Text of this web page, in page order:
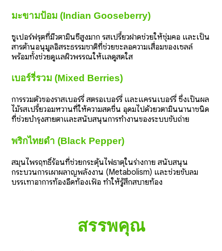
มะขามป้อม (Indian Gooseberry)
ซูเปอร์ฟรุตที่มีวิตามินซีสูงมาก รสเปรี้ยวฝาดช่วยให้ชุ่มคอ และเป็น
สารต้านอนุมูลอิสระธรรมชาติที่ช่วยชะลอความเสื่อมของเซลล์
พร้อมทั้งช่วยดูแลผิวพรรณให้แลดูสดใส
เบอร์รี่รวม (Mixed Berries)
การรวมตัวของราสเบอร์รี่ สตรอเบอร์รี่ และแครนเบอร์รี่ ซึ่งเป็นผล
ไม้รสเปรี้ยวอมหวานที่ให้ความสดชื่น อุดมไปด้วยวิตามินนานาชนิด
ที่ช่วยบำรุงสายตาและสนับสนุนการทำงานของระบบขับถ่าย
พริกไทยดำ (Black Pepper)
สมุนไพรฤทธิ์ร้อนที่ช่วยกระตุ้นไฟธาตุในร่างกาย สนับสนุน
กระบวนการเผาผลาญพลังงาน (Metabolism) และช่วยขับลม
บรรเทาอาการท้องอืดท้องเฟ้อ ทำให้รู้สึกสบายท้อง
สรรพคุณ